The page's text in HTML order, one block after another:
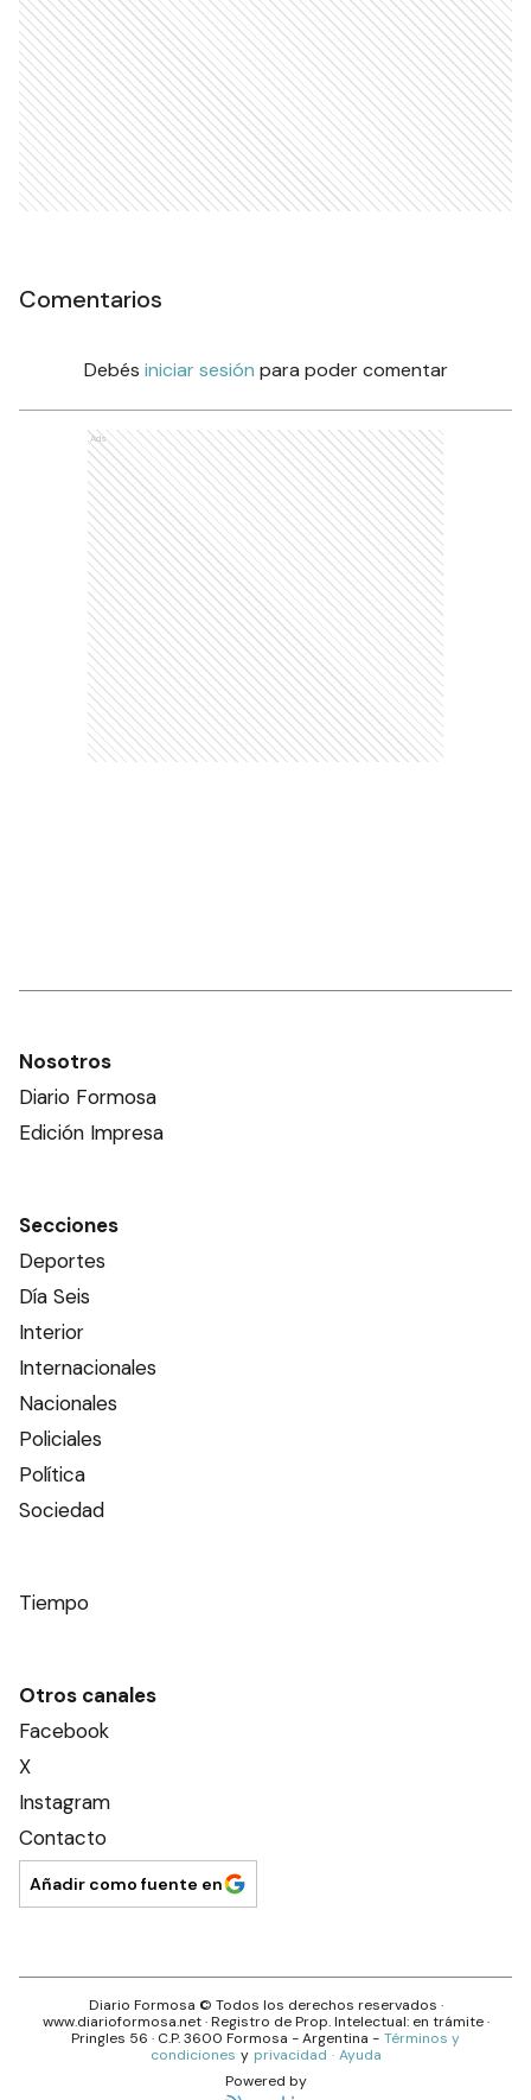
Comentarios
Debés iniciar sesión para poder comentar
Ads
Nosotros
Diario Formosa
Edición Impresa
Secciones
Deportes
Día Seis
Interior
Internacionales
Nacionales
Policiales
Política
Sociedad
Tiempo
Otros canales
Facebook
X
Instagram
Contacto
Añadir como fuente en
Diario Formosa © Todos los derechos reservados ·
www.diarioformosa.net · Registro de Prop. Intelectual: en trámite ·
Pringles 56 · C.P.3600 Formosa - Argentina - Términos y
condiciones y privacidad · Ayuda
Powered by